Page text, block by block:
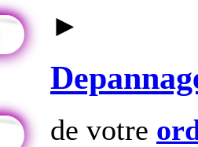
►
de votre